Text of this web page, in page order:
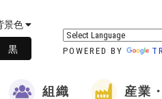
景色
POWERED BY
組織 産業